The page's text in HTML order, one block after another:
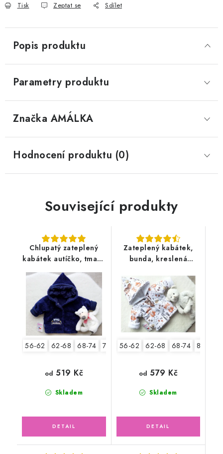
Tisk Zeptat se Sdílet
Popis produktu
Parametry produktu
Značka AMÁLKA
Hodnocení produktu (0)
Související produkty
Chlupatý zateplený
kabátek autíčko, tmavě
modrý
56-62 62-68 68-74 74-80 80-86 92-98
Skladem
od 519 Kč
Zateplený kabátek,
bunda, kreslená
56-62 62-68 68-74 80-86
Skladem
od 579 Kč